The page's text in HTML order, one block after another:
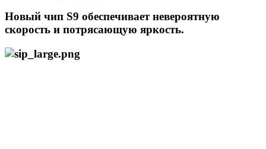
Новый чип S9 обеспечивает невероятную
скорость и потрясающую яркость.